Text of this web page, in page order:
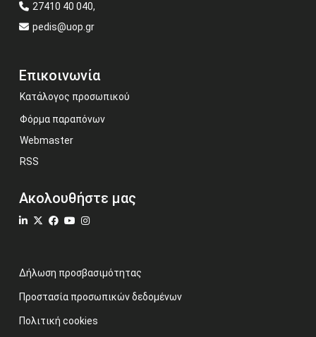
27410 40 040,
pedis@uop.gr
Επικοινωνία
Κατάλογος προσωπικού
Φόρμα παραπόνων
Webmaster
RSS
Ακολουθήστε μας
Δήλωση προσβασιμότητας
Προστασία προσωπικών δεδομένων
Πολιτική cookies